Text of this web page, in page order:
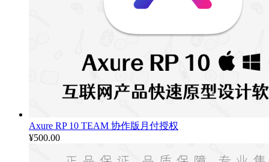
Axure RP 10 TEAM 协作版月付授权
¥500.00